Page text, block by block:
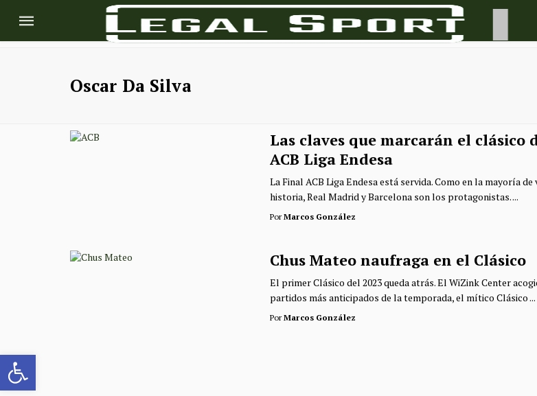
Abrir barra de herramientas
Oscar Da Silva
Las claves que marcarán el clásico
ACB Liga Endesa
La Final ACB Liga Endesa está servida. Como en la mayoría de
historia, Real Madrid y Barcelona son los protagonistas. ...
PorMarcos González
Chus Mateo naufraga en el Clásico
El primer Clásico del 2023 queda atrás. El WiZink Center
partidos más anticipados de la temporada, el mítico Clásico ...
PorMarcos González